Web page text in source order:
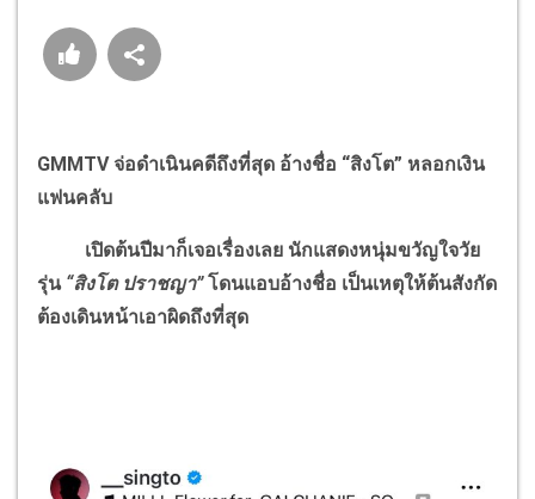
GMMTV จ่อดำเนินคดีถึงที่สุด อ้างชื่อ “สิงโต” หลอกเงิน
แฟนคลับ
เปิดต้นปีมาก็เจอเรื่องเลย นักแสดงหนุ่มขวัญใจวัย
รุ่น “สิงโต ปราชญา”โดนแอบอ้างชื่อ เป็นเหตุให้ต้นสังกัด
ต้องเดินหน้าเอาผิดถึงที่สุด